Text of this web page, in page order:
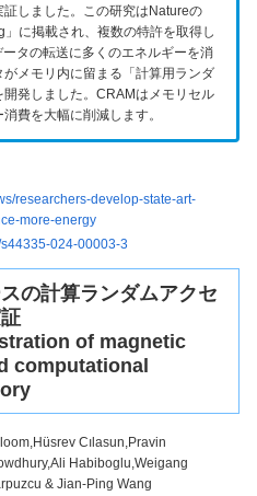
しました。この研究はNatureの
に掲載され、複数の特許を取得し
タの転送に多くのエネルギーを消
メモリ内に留まる「計算用ランダ
発しました。CRAMはメモリセル
費を大幅に削減します。
researchers-develop-state-art-
more-energy
024-00003-3
の計算ランダムアクセ
of magnetic
computational
Cılasun,Pravin
Habiboglu,Weigang
& Jian-Ping Wang